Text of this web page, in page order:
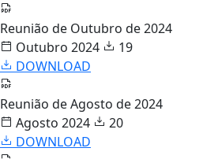
Reunião de Outubro de 2024
Outubro 2024
19
DOWNLOAD
Reunião de Agosto de 2024
Agosto 2024
20
DOWNLOAD